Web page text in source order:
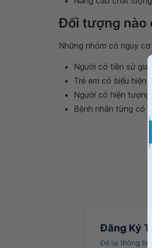
Đối tượng nào
Những nhóm có nguy
Người có tiền sử gia
Trẻ em có biểu hiện
Người có hiện tượng
Bệnh nhân từng có
Đăng Ký
Để lại thông